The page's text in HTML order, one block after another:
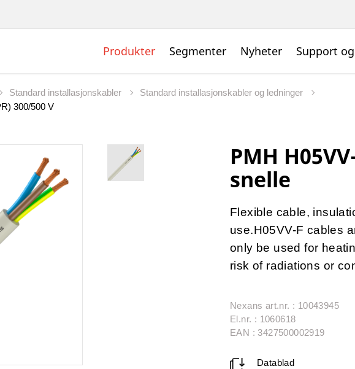
Produkter Segmenter Nyheter Support
Standard installasjonskabler
Standard installasjonskabler og ledninger
300/500 V
PMH
snelle
Flexible cable,
use.H05VV-F cables
only be used for
risk of radiations or
Nexans art.nr. : 10043945
El.nr. : 1060618
EAN : 3427500002919
Datablad